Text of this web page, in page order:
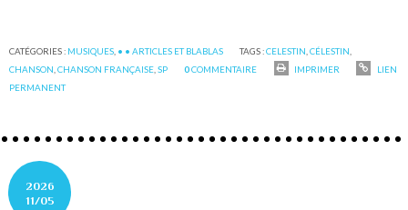
CATÉGORIES : MUSIQUES • • ARTICLES ET BLABLAS TAGS :CELESTIN ,CÉLESTIN
CHANSON ,CHANSON FRANÇAISE ,SP 0COMMENTAIRE IMPRIMER
LIEN
PERMANENT
2026
11/05